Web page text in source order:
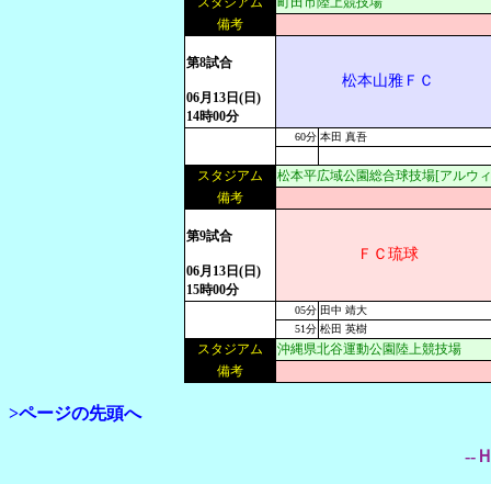
備考
第8試合
06月13日(日)
14時00分
松本山雅ＦＣ
60分 本田 真吾
スタジアム
松本平広域公園総合球技場[アルウ
備考
第9試合
06月13日(日)
15時00分
ＦＣ琉球
05分 田中 靖大
51分 松田 英樹
スタジアム
沖縄県北谷運動公園陸上競技場
備考
>ページの先頭へ
--